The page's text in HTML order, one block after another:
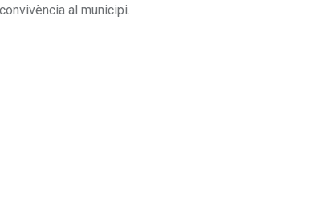
al municipi.